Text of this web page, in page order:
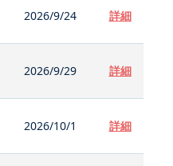
2026/9/24 詳細
2026/9/29 詳細
2026/10/1 詳細